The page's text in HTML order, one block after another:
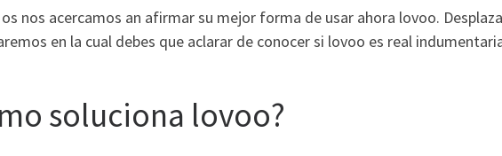
nos acercamos an afirmar su mejor forma de usar ahora lovoo.
en la cual debes que aclarar de conocer si lovoo es real
soluciona lovoo?